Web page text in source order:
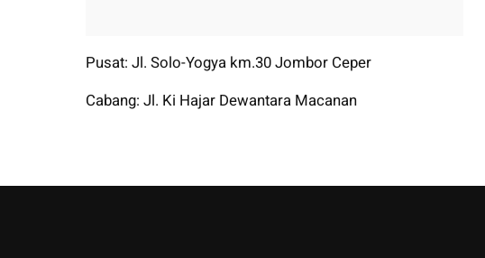
Pusat: Jl. Solo-Yogya km.30 Jombor Ceper
Cabang: Jl. Ki Hajar Dewantara Macanan